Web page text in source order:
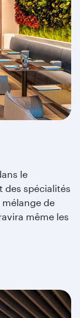
le
des spécialités
de
même les